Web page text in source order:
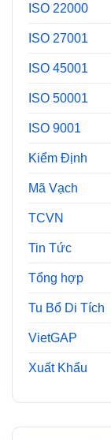
ISO 22000
ISO 27001
ISO 45001
ISO 50001
ISO 9001
Kiểm Định
Mã Vạch
TCVN
Tin Tức
Tổng hợp
Tu Bổ Di Tích
VietGAP
Xuất Khẩu